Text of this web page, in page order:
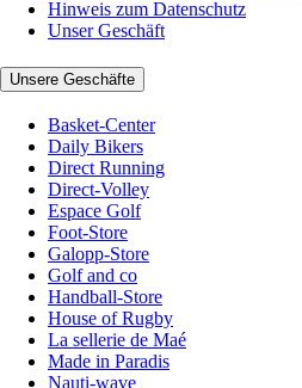
Hinweis zum Datenschutz
Unser Geschäft
Unsere Geschäfte
Basket-Center
Daily Bikers
Direct Running
Direct-Volley
Espace Golf
Foot-Store
Galopp-Store
Golf and co
Handball-Store
House of Rugby
La sellerie de Maé
Made in Paradis
Nauti-wave